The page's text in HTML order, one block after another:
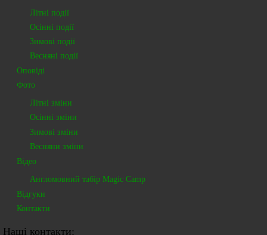
Літні події
Осінні події
Зимові події
Весняні події
Оповіді
Фото
Літні зміни
Осінні зміни
Зимові зміни
Весняни зміни
Відео
Англомовний табір Magic Camp
Відгуки
Контакти
Наші контакти: